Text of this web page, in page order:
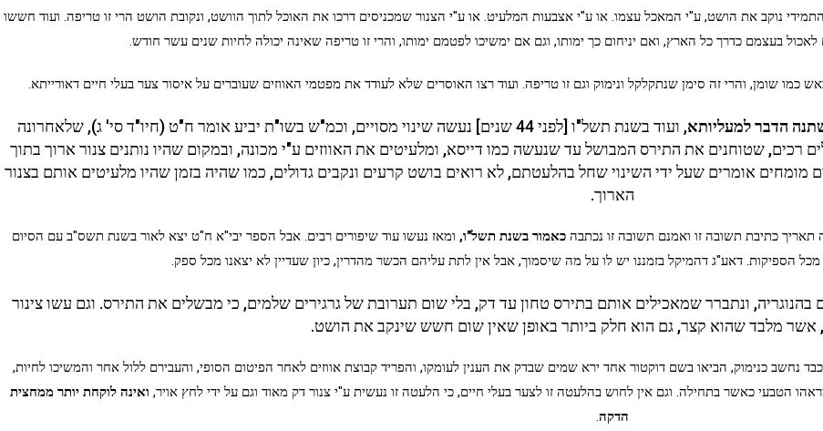
נוקב את הושט, ע"י המאכל עצמו. או ע"י אצבעות המלעיט. או ע"י הצנור שמכניסים דרכו את האוכל לתוך הוושט, ונקובת הושט הרי זו טריפה. ועוד חששו
לאכול בעצמם כדרך כל הארץ, ואם יניחום כך ימותו, וגם אם ימשיכו לפטמם ימותו, והרי זו טריפה שאינה יכולה לחיות שנים עשר חודש.
כמו שומן, והרי זה סימן שנתקלקל ונימוק וגם זו טריפה. ועוד רצו האוסרים שלא לעודד את מפטמי האווזים שעוברים על איסור צער בעלי חיים דאורייתא.
הדבר למעליותא
, ועוד בשנת תשל"ו [לפני 44 שנים] נעשה שינוי מסויים, וכמ"ש בשו"ת יביע אומר ח"ט (חיו"ד סי' ג), שלאחרונה
שטוחנים את התירס המבושל עד שנעשה כמו דייסא, ומלעיטים את האווזים ע"י מכונה, ובמקום שהיו נותנים צנור ארוך בתוך
מומחים אומרים שעל ידי השינוי שחל בהלעטתם, לא רואים בושט קרעים ונקבים גדולים, כמו שהיה בזמן שהיו מלעיטים אותם בצנור
הארוך.
תאריך כתיבת תשובה זו ואמנם תשובה זו נכתבה כאמור בשנת תשל"ו, ומאז נעשו עוד שיפורים רבים. אבל הספר יבי"א ח"ט יצא לאור בשנת תשס"ב עם הסיום
הספיקות. דאע"ג דהמיקל בזמננו יש לו על מה שיסמוך, אבל אין לתת עליהם הכשר מהדרין, כיון שעדיין לא יצאנו מכל ספק.
ונתברר שמאכילים אותם בתירס טחון עד דק, בלי שום תערובת של גרגירים שלמים, כי מבשלים את התירס. וגם עשו צינור
אשר מלבד שהוא קצר, גם הוא חלק ביותר באופן שאין שום חשש שינקב את הושט.
כנימוק, הביאו בשם דוקטור אחד ירא שמים שבדק את הענין לעומקו, והפריד קבוצת אווזים לאחר הפיטום הסופי, והעבירם ללול אחר והמשיכו לחיות,
הטבעי כאשר בתחילה. וגם אין לחוש בהלעטה זו לצער בעלי חיים, כי הלעטה זו נעשית ע"י צנור דק מאוד וגם על ידי לחץ אויר, ואינה לוקחת יותר ממחצית
הדקה.